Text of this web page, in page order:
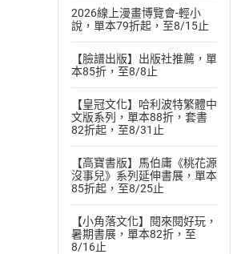
2026線上漫畫博覽會-輕小
說，單本79折起，至8/15止
【臉譜出版】出版社推薦，單
本85折，至8/8止
【皇冠文化】哈利波特繁體中
文版系列，單本88折，套書
82折起，至8/31止
【高寶書版】馬伯庸《桃花源
沒事兒》系列延伸書展，單本
85折起，至8/25止
【小角落文化】閱來閱好玩，
暑期書展，單本82折，至
8/16止